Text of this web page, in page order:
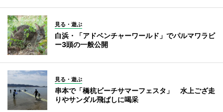
見る・遊ぶ
白浜・「アドベンチャーワールド」でパルマワラビ
ー3頭の一般公開
見る・遊ぶ
串本で「橋杭ビーチサマーフェスタ」 水上ござ走
りやサンダル飛ばしに喝采